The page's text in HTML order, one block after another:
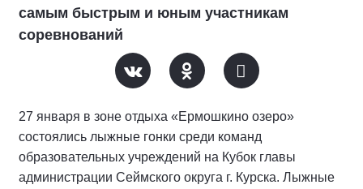
самым быстрым и юным участникам
соревнований
27 января в зоне отдыха «Ермошкино озеро»
состоялись️ лыжные гонки среди команд
образовательных учреждений на Кубок главы
администрации Сеймского округа г. Курска. Лыжные